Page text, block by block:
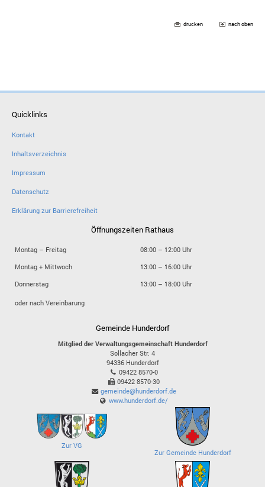
drucken nach oben
Quicklinks
Kontakt
Inhaltsverzeichnis
Impressum
Datenschutz
Erklärung zur Barrierefreiheit
Öffnungszeiten Rathaus
Montag – Freitag
08:00 – 12:00 Uhr
Montag + Mittwoch
13:00 – 16:00 Uhr
Donnerstag
13:00 – 18:00 Uhr
oder nach Vereinbarung
Gemeinde Hunderdorf
Mitglied der Verwaltungsgemeinschaft Hunderdorf
Sollacher Str. 4
94336 Hunderdorf
09422 8570-0
09422 8570-30
gemeinde@hunderdorf.de
www.hunderdorf.de/
Zur VG
Zur Gemeinde Hunderdorf